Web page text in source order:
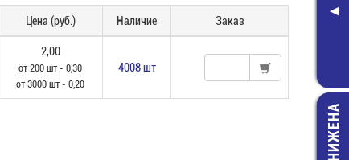
8,00 руб.
Цена (руб.) Наличие Заказ
2,00
от 200 шт - 0,30
от 3000 шт - 0,20
4008 шт